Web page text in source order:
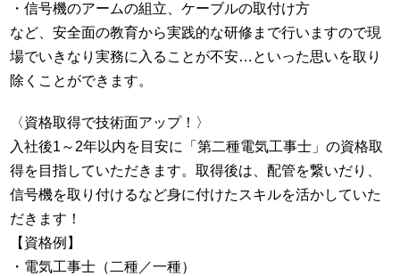
・信号機のアームの組立、ケーブルの取付け方
など、安全面の教育から実践的な研修まで行いますので現
場でいきなり実務に入ることが不安…といった思いを取り
除くことができます。
〈資格取得で技術面アップ！〉
入社後1 ～ 2年以内を目安に「第二種電気工事士」の資格取
得を目指していただきます。取得後は、配管を繋いだり、
信号機を取り付けるなど身に付けたスキルを活かしていた
だきます！
【資格例】
・電気工事士（二種／一種）